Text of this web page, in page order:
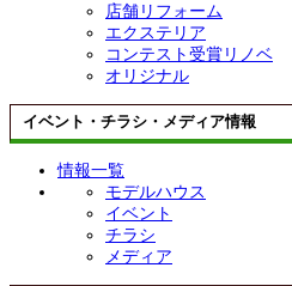
店舗リフォーム
エクステリア
コンテスト受賞リノベ
オリジナル
イベント・チラシ・メディア情報
情報一覧
モデルハウス
イベント
チラシ
メディア